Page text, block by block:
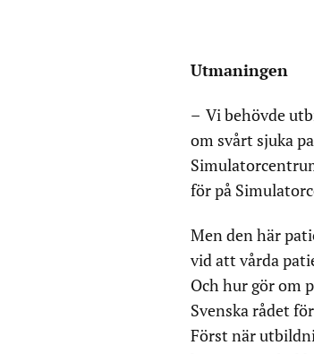
Utmaningen
– Vi behövde
om svårt sjuka
för på
Men den här
vid att vårda
Och hur gör om
Svenska rådet
Först när